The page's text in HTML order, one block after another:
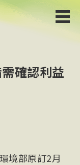
確認利益
境部原訂2月